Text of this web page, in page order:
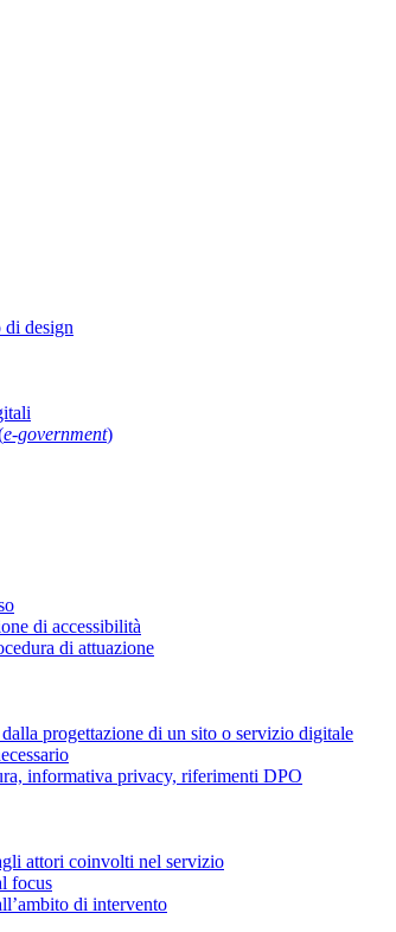
di design
e-government)
di accessibilità
di attuazione
progettazione di un sito o servizio digitale
informativa privacy, riferimenti DPO
attori coinvolti nel servizio
focus
di intervento